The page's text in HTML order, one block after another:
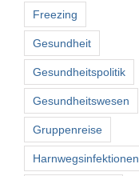
Freezing
Gesundheit
Gesundheitspolitik
Gesundheitswesen
Gruppenreise
Harnwegsinfektionen